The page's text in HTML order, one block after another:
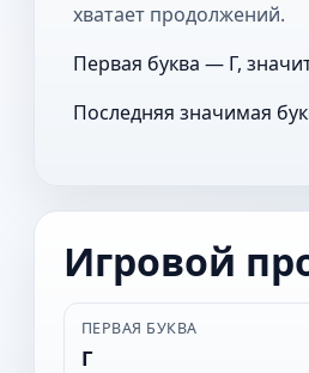
хватает продолжений.
Первая буква — Г,
Последняя значимая
Игровой
ПЕРВАЯ БУКВА
Г